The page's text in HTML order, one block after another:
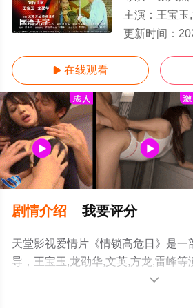
国语无字
主演： 王宝玉,
更新时间：
 在线观看
剧情介绍 我要评分
天堂影视爱情片《情锁高危日》是一
导，王宝玉,龙劭华,文英,方龙,雷峰等
电影，手机免费观看高清未删减完整
